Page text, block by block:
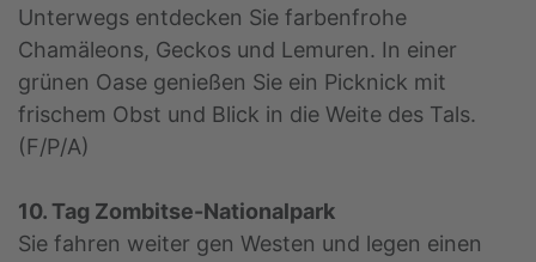
Unterwegs entdecken Sie farbenfrohe
Chamäleons, Geckos und Lemuren. In einer
grünen Oase genießen Sie ein Picknick mit
frischem Obst und Blick in die Weite des Tals.
(F/P/A)
10. Tag Zombitse-Nationalpark
Sie fahren weiter gen Westen und legen einen